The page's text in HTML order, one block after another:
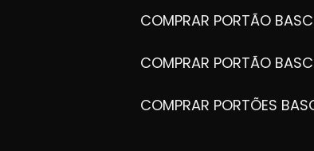
COMPRAR PORTÃO
COMPRAR PORTÃO
COMPRAR PORTÕES